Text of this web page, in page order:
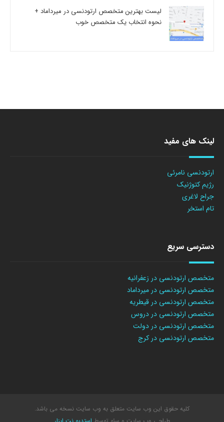
لیست بهترین متخصص ارتودنسی در میرداماد +
نحوه انتخاب یک متخصص خوب
لینک های مفید
ارتودنسی نامرئی
رژیم کتوژنیک
جراح لاغری
تام استخر
دسترسی سریع
متخصص ارتودنسی در زعفرانیه
متخصص ارتودنسی در میرداماد
متخصص ارتودنسی در قیطریه
متخصص ارتودنسی در دروس
متخصص ارتودنسی در دولت
متخصص ارتودنسی در کرج
کلیه حقوق این وب سایت متعلق به وب سایت نسخه می باشد.